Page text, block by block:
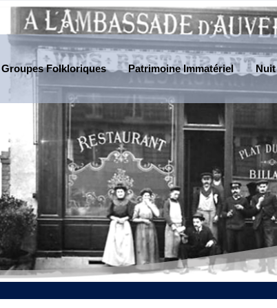
Groupes Folkloriques Patrimoine Immatériel